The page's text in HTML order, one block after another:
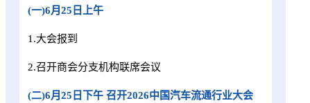
(一)6月25日上午
1.大会报到
2.召开商会分支机构联席会议
(二)6月25日下午 召开2026中国汽车流通行业大会